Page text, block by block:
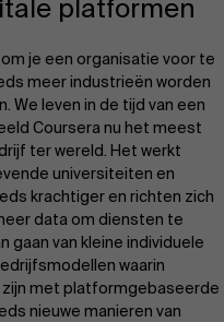
EN
platformen
je een organisatie voor te
meer industrieën worden
We leven in de tijd van een
Coursera nu het meest
ter wereld. Het werkt
universiteiten en
krachtiger en richten zich
data om diensten te
gaan van kleine individuele
waarin
met platformgebaseerde
nieuwe manieren van